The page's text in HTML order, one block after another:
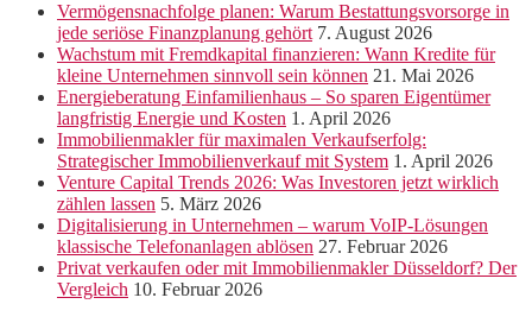
Vermögensnachfolge planen: Warum Bestattungsvorsorge in
jede seriöse Finanzplanung gehört 7. August 2026
Wachstum mit Fremdkapital finanzieren: Wann Kredite für
kleine Unternehmen sinnvoll sein können 21. Mai 2026
Energieberatung Einfamilienhaus – So sparen Eigentümer
langfristig Energie und Kosten 1. April 2026
Immobilienmakler für maximalen Verkaufserfolg:
Strategischer Immobilienverkauf mit System 1. April 2026
Venture Capital Trends 2026: Was Investoren jetzt wirklich
zählen lassen 5. März 2026
Digitalisierung in Unternehmen – warum VoIP-Lösungen
klassische Telefonanlagen ablösen 27. Februar 2026
Privat verkaufen oder mit Immobilienmakler Düsseldorf? Der
Vergleich 10. Februar 2026